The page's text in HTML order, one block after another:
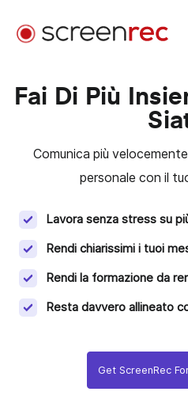
Fai Di Più
Comunica più
personale con il
Lavora senza stress su
Rendi chiarissimi i tuoi
Rendi la formazione da
Resta davvero allineato
Get ScreenRec